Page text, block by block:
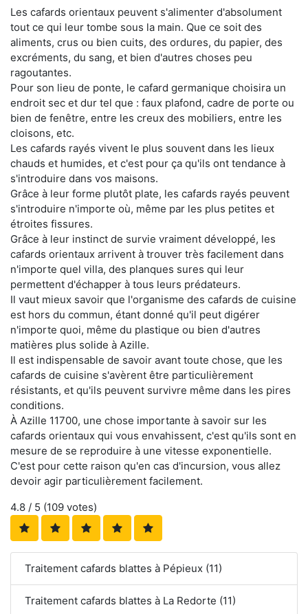
Les cafards orientaux peuvent s'alimenter d'absolument
tout ce qui leur tombe sous la main. Que ce soit des
aliments, crus ou bien cuits, des ordures, du papier, des
excréments, du sang, et bien d'autres choses peu
ragoutantes.
Pour son lieu de ponte, le cafard germanique choisira un
endroit sec et dur tel que : faux plafond, cadre de porte ou
bien de fenêtre, entre les creux des mobiliers, entre les
cloisons, etc.
Les cafards rayés vivent le plus souvent dans les lieux
chauds et humides, et c'est pour ça qu'ils ont tendance à
s'introduire dans vos maisons.
Grâce à leur forme plutôt plate, les cafards rayés peuvent
s'introduire n'importe où, même par les plus petites et
étroites fissures.
Grâce à leur instinct de survie vraiment développé, les
cafards orientaux arrivent à trouver très facilement dans
n'importe quel villa, des planques sures qui leur
permettent d'échapper à tous leurs prédateurs.
Il vaut mieux savoir que l'organisme des cafards de cuisine
est hors du commun, étant donné qu'il peut digérer
n'importe quoi, même du plastique ou bien d'autres
matières plus solide à Azille.
Il est indispensable de savoir avant toute chose, que les
cafards de cuisine s'avèrent être particulièrement
résistants, et qu'ils peuvent survivre même dans les pires
conditions.
À Azille 11700, une chose importante à savoir sur les
cafards orientaux qui vous envahissent, c'est qu'ils sont en
mesure de se reproduire à une vitesse exponentielle.
C'est pour cette raison qu'en cas d'incursion, vous allez
devoir agir particulièrement facilement.
4.8 / 5 (109 votes)
Traitement cafards blattes à Pépieux (11)
Traitement cafards blattes à La Redorte (11)